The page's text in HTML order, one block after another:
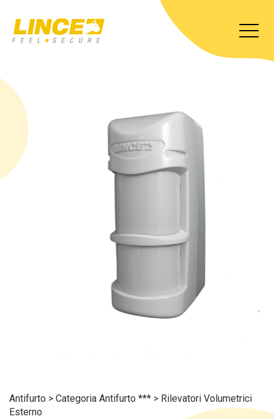
Antifurto > Categoria Antifurto *** > Rilevatori Volumetrici
Esterno